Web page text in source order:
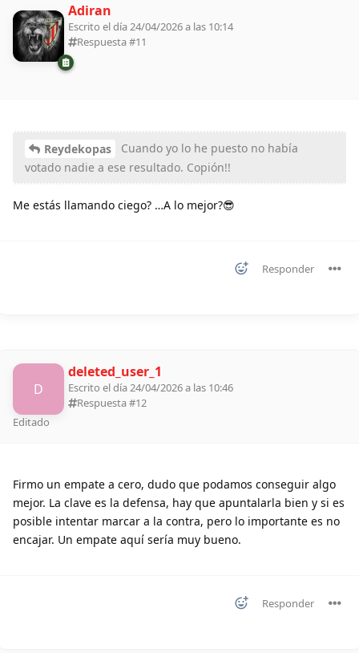
Adiran
Escrito el día 24/04/2026 a las 10:14
Respuesta #11
Reydekopas
Cuando yo lo he puesto no había
votado nadie a ese resultado. Copión!!
Me estás llamando ciego? …A lo mejor?😎
Responder
D
deleted_user_1
Escrito el día 24/04/2026 a las 10:46
Respuesta #12
Editado
Firmo un empate a cero, dudo que podamos conseguir algo
mejor. La clave es la defensa, hay que apuntalarla bien y si es
posible intentar marcar a la contra, pero lo importante es no
encajar. Un empate aquí sería muy bueno.
Responder